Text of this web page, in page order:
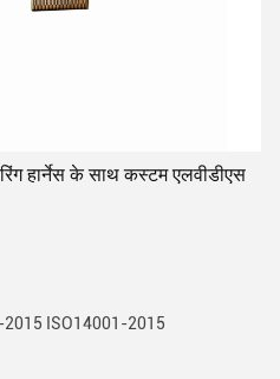
हार्नेस के साथ कस्टम एलवीडीएस
2015 ISO14001-2015